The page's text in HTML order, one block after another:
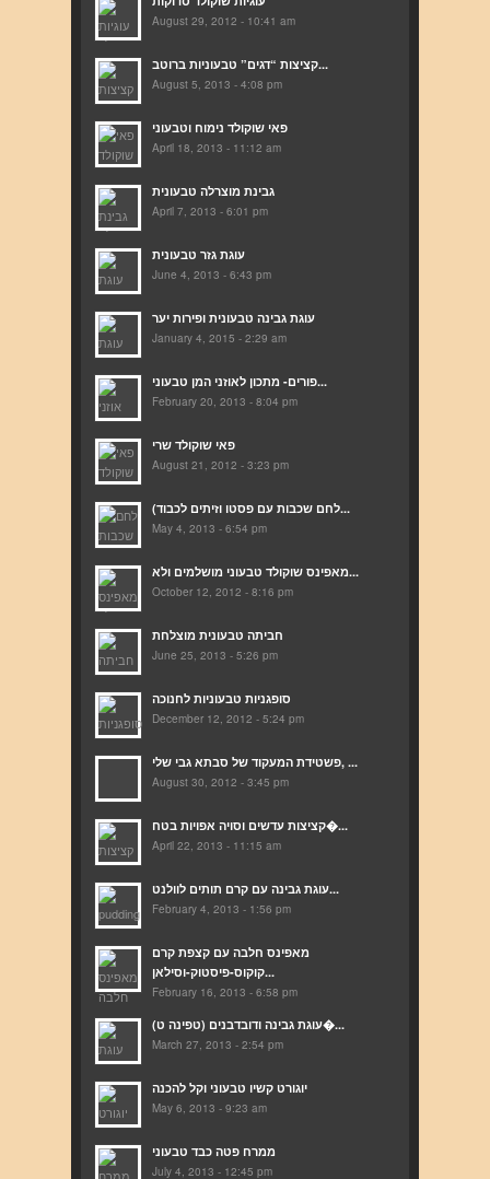
August 29, 2012 - 10:41 am
קציצות “דגים” טבעוניות ברוטב...
August 5, 2013 - 4:08 pm
פאי שוקולד נימוח וטבעוני
April 18, 2013 - 11:12 am
גבינת מוצרלה טבעונית
April 7, 2013 - 6:01 pm
עוגת גזר טבעונית
June 4, 2013 - 6:43 pm
עוגת גבינה טבעונית ופירות יער
January 4, 2015 - 2:29 am
פורים- מתכון לאוזני המן טבעוני...
February 20, 2013 - 8:04 pm
פאי שוקולד שרי
August 21, 2012 - 3:23 pm
(לחם שכבות עם פסטו וזיתים לכבוד...
May 4, 2013 - 6:54 pm
מאפינס שוקולד טבעוני מושלמים ולא...
October 12, 2012 - 8:16 pm
חביתה טבעונית מוצלחת
June 25, 2013 - 5:26 pm
סופגניות טבעוניות לחנוכה
December 12, 2012 - 5:24 pm
פשטידת המעקוד של סבתא גבי שלי, ...
August 30, 2012 - 3:45 pm
קציצות עדשים וסויה אפויות בטח�...
April 22, 2013 - 11:15 am
עוגת גבינה עם קרם תותים לוולנט...
February 4, 2013 - 1:56 pm
מאפינס חלבה עם קצפת קרם
קוקוס-פיסטוק-וסילאן...
February 16, 2013 - 6:58 pm
(עוגת גבינה ודובדבנים (טפינה ט�...
March 27, 2013 - 2:54 pm
יוגורט קשיו טבעוני וקל להכנה
May 6, 2013 - 9:23 am
ממרח פטה כבד טבעוני
July 4, 2013 - 12:45 pm